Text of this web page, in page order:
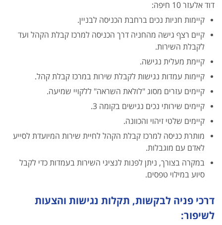
דוד אלעזר 10 חיפה:
קיימות חניות נכים ברחבת הכניסה לבניין.
קיים רצף גישה מהחניה דרך הכניסה למרכז קבלת הקהל ועד
לקבלת השירות.
קיימת מעלית נגישה.
קיימות עמדות נגישות לקבלת שירות במרכז קבלת קהל.
קיימים עזרים מסוג "לולאת השראה" ללקויי שמיעה.
קיימים שירותי נכים נגישים בקומה 3.
קיימים שלטי זיהוי והכוונה.
מותרת כניסה למרכז קבלת הקהל לחיית שירות המיועדת לסייע
לאדם עם מוגבלות.
במקרה בצורך, ניתן לפנות לנציגי השירות בעמדות כדי לקבל
סיוע במילוי טפסים.
דרכי פניה לבקשות, תקלות נגישות והצעות
לשיפור: